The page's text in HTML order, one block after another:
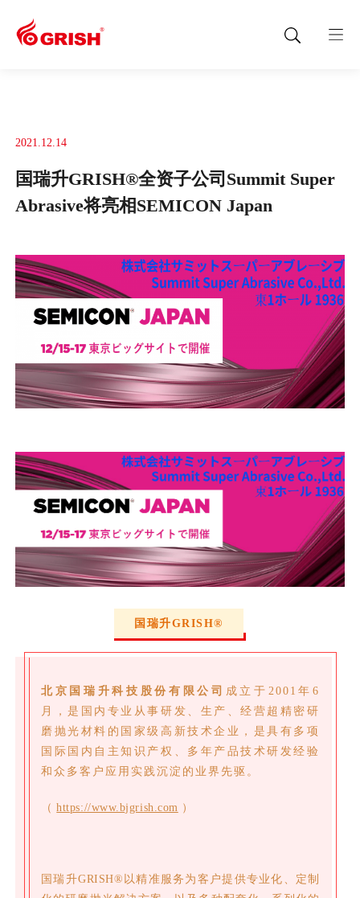
2021.12.14
国瑞升GRISH®全资子公司Summit Super
Abrasive将亮相SEMICON Japan
国瑞升GRISH®
北京国瑞升科技股份有限公司 成立于2001年6
月，是国内专业从事研发、生产、经营超精密研
磨抛光材料的国家级高新技术企业，是具有多项
国际国内自主知识产权、多年产品技术研发经验
和众多客户应用实践沉淀的业界先驱。
（https://www.bjgrish.com ）
国瑞升GRISH®以精准服务为客户提供专业化、定制